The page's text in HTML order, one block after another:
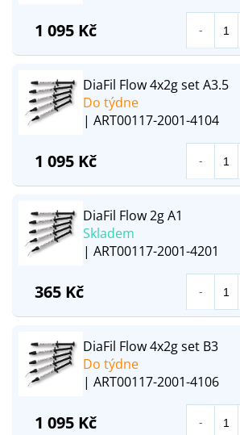
1 095 Kč
DiaFil Flow 4x2g set A3.5
Do týdne
| ART00117-2001-4104
1 095 Kč
DiaFil Flow 2g A1
Skladem
| ART00117-2001-4201
365 Kč
DiaFil Flow 4x2g set B3
Do týdne
| ART00117-2001-4106
1 095 Kč